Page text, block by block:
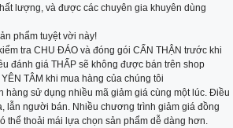
lượng, và được các chuyên gia khuyên dùng
phẩm tuyệt vời này!
tra CHU ĐÁO và đóng gói CẨN THẬN trước khi
đánh giá THẤP sẽ không được bán trên shop
TÂM khi mua hàng của chúng tôi
hàng sử dụng nhiều mã giảm giá cùng một lúc. Điều
lẫn người bán. Nhiều chương trình giảm giá đồng
thể thoải mái lựa chọn sản phẩm dễ dàng hơn.